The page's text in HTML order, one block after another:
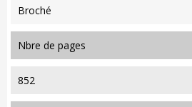
Broché
nbre de pages
852